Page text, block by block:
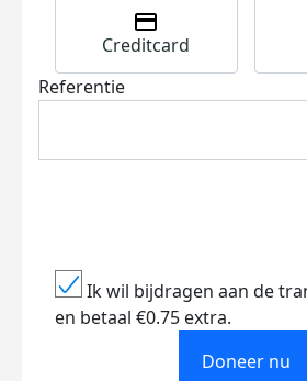
Creditcard
Referentie
Ik wil bijdragen aan de
en betaal €0.75 extra.
Doneer nu